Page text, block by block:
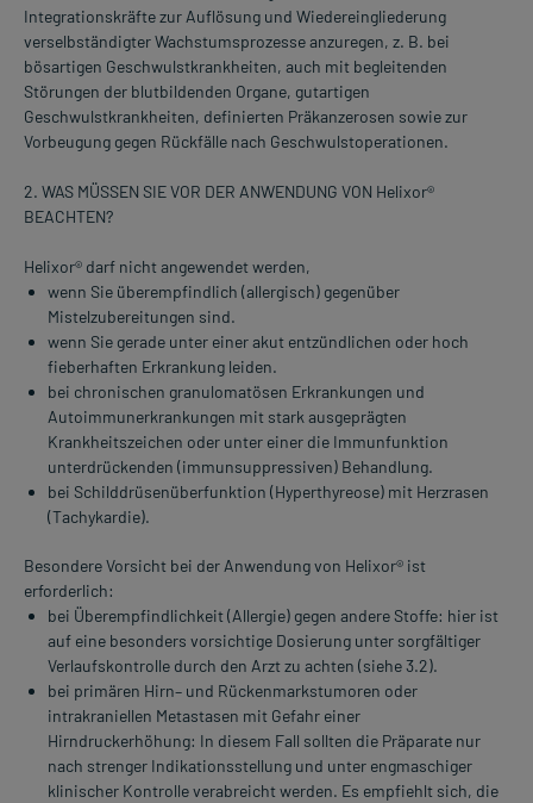
Integrationskräfte zur Auflösung und Wiedereingliederung
verselbständigter Wachstumsprozesse anzuregen, z. B. bei
bösartigen Geschwulstkrankheiten, auch mit begleitenden
Störungen der blutbildenden Organe, gutartigen
Geschwulstkrankheiten, definierten Präkanzerosen sowie zur
Vorbeugung gegen Rückfälle nach Geschwulstoperationen.
2. WAS MÜSSEN SIE VOR DER ANWENDUNG VON Helixor®
BEACHTEN?
Helixor® darf nicht angewendet werden,
wenn Sie überempfindlich (allergisch) gegenüber
Mistelzubereitungen sind.
wenn Sie gerade unter einer akut entzündlichen oder hoch
fieberhaften Erkrankung leiden.
bei chronischen granulomatösen Erkrankungen und
Autoimmunerkrankungen mit stark ausgeprägten
Krankheitszeichen oder unter einer die Immunfunktion
unterdrückenden (immunsuppressiven) Behandlung.
bei Schilddrüsenüberfunktion (Hyperthyreose) mit Herzrasen
(Tachykardie).
Besondere Vorsicht bei der Anwendung von Helixor® ist
erforderlich:
bei Überempfindlichkeit (Allergie) gegen andere Stoffe: hier ist
auf eine besonders vorsichtige Dosierung unter sorgfältiger
Verlaufskontrolle durch den Arzt zu achten (siehe 3.2).
bei primären Hirn– und Rückenmarkstumoren oder
intrakraniellen Metastasen mit Gefahr einer
Hirndruckerhöhung: In diesem Fall sollten die Präparate nur
nach strenger Indikationsstellung und unter engmaschiger
klinischer Kontrolle verabreicht werden. Es empfiehlt sich, die